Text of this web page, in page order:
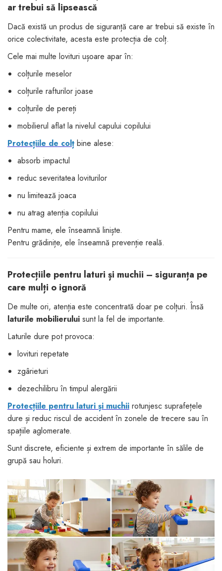
ar trebui să lipsească
Dacă există un produs de siguranță care ar trebui să existe în
orice colectivitate, acesta este protecția de colț.
Cele mai multe lovituri ușoare apar în:
colțurile meselor
colțurile rafturilor joase
colțurile de pereți
mobilierul aflat la nivelul capului copilului
Protecțiile de colț bine alese:
absorb impactul
reduc severitatea loviturilor
nu limitează joaca
nu atrag atenția copilului
Pentru mame, ele înseamnă liniște.
Pentru grădinițe, ele înseamnă prevenție reală.
Protecțiile pentru laturi și muchii – siguranța pe
care mulți o ignoră
De multe ori, atenția este concentrată doar pe colțuri. Însă
laturile mobilierului sunt la fel de importante.
Laturile dure pot provoca:
lovituri repetate
zgârieturi
dezechilibru în timpul alergării
Protecțiile pentru laturi și muchii rotunjesc suprafețele
dure și reduc riscul de accident în zonele de trecere sau în
spațiile aglomerate.
Sunt discrete, eficiente și extrem de importante în sălile de
grupă sau holuri.